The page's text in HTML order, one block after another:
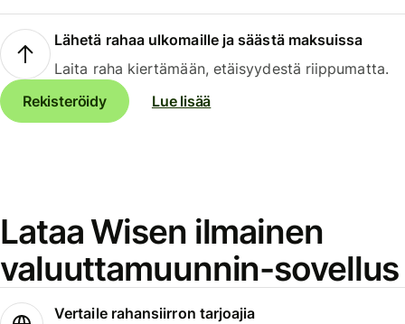
Lähetä rahaa ulkomaille ja säästä maksuissa
Laita raha kiertämään, etäisyydestä riippumatta.
Rekisteröidy
Lue lisää
Lataa Wisen ilmainen
valuuttamuunnin-sovellus
Vertaile rahansiirron tarjoajia